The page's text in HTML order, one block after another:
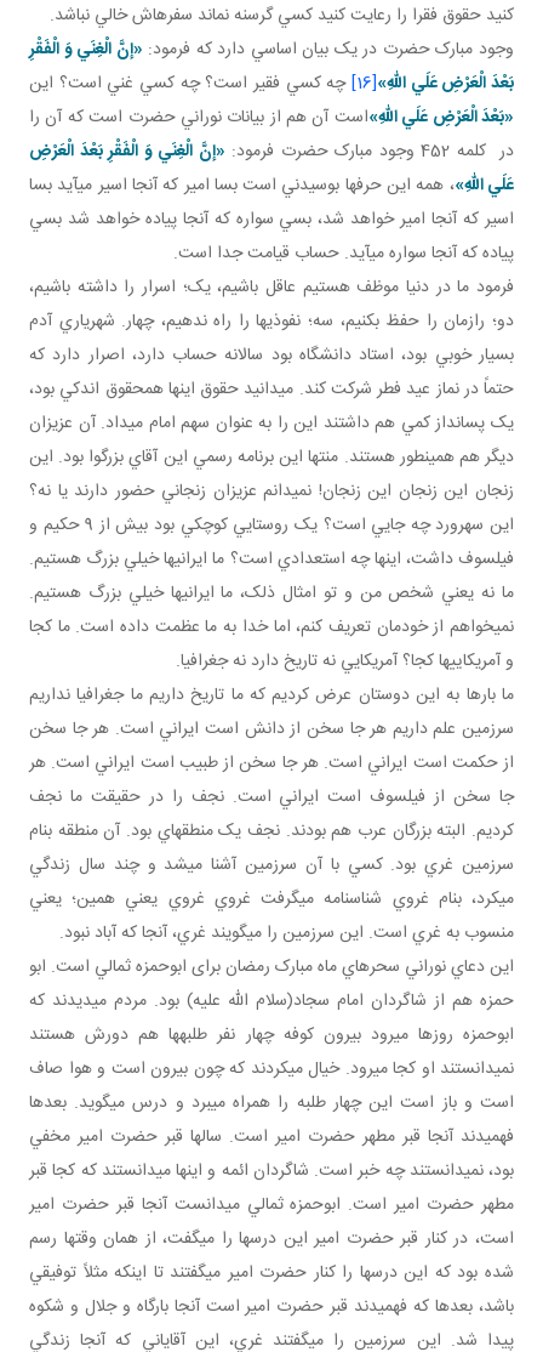
کنيد حقوق فقرا را رعايت کنيد کسي گرسنه نماند سفره اش خالي نباشد.
وجود مبارک حضرت در يک بيان اساسي دارد که فرمود: «إنَّ الْغِنَي وَ الْفَقْرِ
بَعْدَ الْعَرْضِ عَلَي اللهِ»[16]
چه کسي فقير است؟ چه کسي غني است؟ اين
«بَعْدَ الْعَرْضِ عَلَي اللهِ»است آن هم از بيانات نوراني حضرت است که آن را
در کلمه 452 وجود مبارک حضرت فرمود:
«إنَّ الْغِنَي وَ الْفَقْرِ بَعْدَ الْعَرْضِ
عَلَي اللهِ»، همه اين حرف ها بوسيدني است بسا امير که آنجا اسير مي آيد بسا
اسير که آنجا امير خواهد شد، بسي سواره که آنجا پياده خواهد شد بسي
پياده که آنجا سواره مي آيد. حساب قيامت جدا است.
فرمود ما در دنيا موظف هستيم عاقل باشيم، يک؛ اسرار را داشته باشيم،
دو؛ رازمان را حفظ بکنيم، سه؛ نفوذي ها را راه ندهيم، چهار. شهرياري آدم
بسيار خوبي بود، استاد دانشگاه بود سالانه حساب دارد، اصرار دارد که
حتماً در نماز عيد فطر شرکت کند. مي دانيد حقوق اينها همحقوق اندکي بود،
يک پس انداز کمي هم داشتند اين را به عنوان سهم امام ­می­داد. آن عزيزان
ديگر هم همين طور هستند. منتها اين برنامه رسمي اين آقاي بزرگوا بود. اين
زنجان اين زنجان اين زنجان! نمي دانم عزيزان زنجاني حضور دارند يا نه؟
اين سهرورد چه جايي است؟ يک روستايي کوچکي بود بيش از 9 حکيم و
فيلسوف داشت، اينها چه استعدادي است؟ ما ايراني ها خيلي بزرگ هستيم.
ما نه يعني شخص من و تو امثال ذلک، ما ايراني ها خيلي بزرگ هستيم.
نمي خواهم از خودمان تعريف کنم، اما خدا به ما عظمت داده است. ما کجا
و آمريکايي ها کجا؟ آمريکايي نه تاريخ دارد نه جغرافيا.
ما بارها به اين دوستان عرض کرديم که ما تاريخ داريم ما جغرافيا نداريم
سرزمين علم داريم هر جا سخن از دانش است ايراني است. هر جا سخن
از حکمت است ايراني است. هر جا سخن از طبيب است ايراني است. هر
جا سخن از فيلسوف است ايراني است. نجف را در حقيقت ما نجف
کرديم. البته بزرگان عرب هم بودند. نجف يک منطقه اي بود. آن منطقه بنام
سرزمين غري بود. کسي با آن سرزمين آشنا مي شد و چند سال زندگي
مي کرد، بنام غروي شناسنامه مي گرفت غروي غروي يعني همين؛ يعني
منسوب به غري است. اين سرزمين را مي گويند غري، آنجا که آباد نبود.
اين دعاي نوراني سحرهاي ماه مبارک رمضان برای ابوحمزه ثمالي است. ابو
حمزه هم از شاگردان امام سجاد(سلام الله عليه) بود. مردم مي ديدند که
ابوحمزه روزها مي رود بيرون کوفه چهار نفر طلبه ها هم دورش هستند
نمي دانستند او کجا مي رود. خيال مي کردند که چون بيرون است و هوا صاف
است و باز است اين چهار طلبه را همراه مي برد و درس مي گويد. بعدها
فهميدند آنجا قبر مطهر حضرت امير است. سال ها قبر حضرت امير مخفي
بود، نمي دانستند چه خبر است. شاگردان ائمه و اينها مي دانستند که کجا قبر
مطهر حضرت امير است. ابوحمزه ثمالي مي دانست آنجا قبر حضرت امير
است، در کنار قبر حضرت امير اين درس ها را مي گفت، از همان وقت ها رسم
شده بود که اين درس ها را کنار حضرت امير مي گفتند تا اينکه مثلاً توفيقي
باشد، بعدها که فهميدند قبر حضرت امير است آنجا بارگاه و جلال و شکوه
پيدا شد. اين سرزمين را مي گفتند غري، اين آقاياني که آنجا زندگي